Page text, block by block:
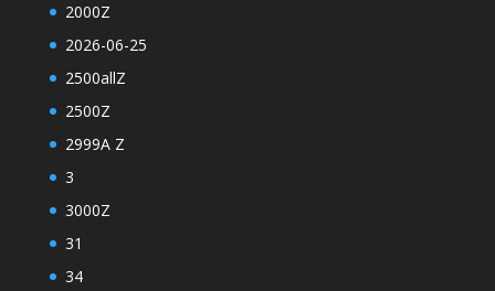
2000Z
2026-06-25
2500allZ
2500Z
2999A Z
3
3000Z
31
34